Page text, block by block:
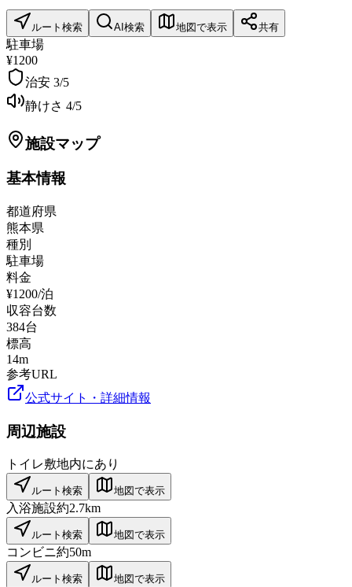
ルート検索 AI検索 地図で表示 共有
駐車場
¥1200
治安 3/5
静けさ 4/5
施設マップ
基本情報
都道府県
熊本県
種別
駐車場
料金
¥1200/泊
収容台数
384台
標高
14m
参考URL
公式サイト・詳細情報
周辺施設
トイレ敷地内にあり
ルート検索 地図で表示
入浴施設約2.7km
ルート検索 地図で表示
コンビニ約50m
ルート検索 地図で表示